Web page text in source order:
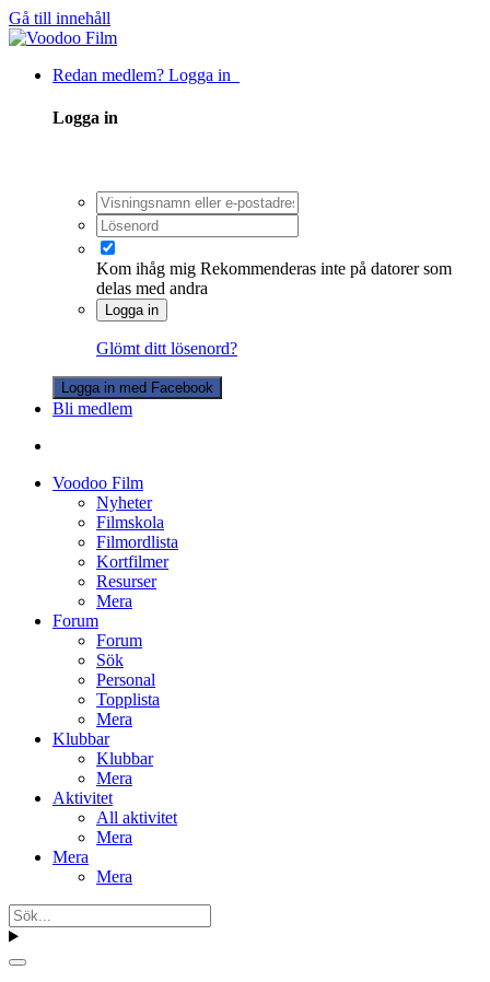
Gå till innehåll
Redan medlem? Logga in
Logga in
Kom ihåg mig Rekommenderas inte på datorer som
delas med andra
Logga in
Glömt ditt lösenord?
Logga in med Facebook
Bli medlem
Voodoo Film
Nyheter
Filmskola
Filmordlista
Kortfilmer
Resurser
Mera
Forum
Forum
Sök
Personal
Topplista
Mera
Klubbar
Klubbar
Mera
Aktivitet
All aktivitet
Mera
Mera
Mera